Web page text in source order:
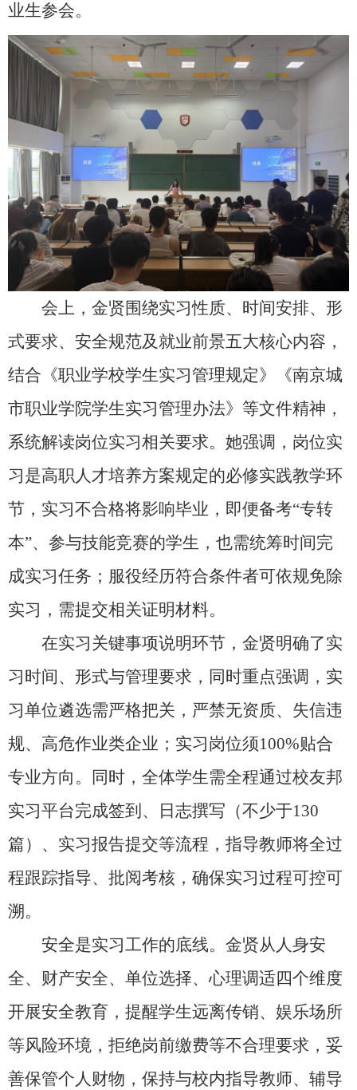
业生参会。
会上，金贤围绕实习性质、时间安排、形
式要求、安全规范及就业前景五大核心内容，
结合《职业学校学生实习管理规定》《南京城
市职业学院学生实习管理办法》等文件精神，
系统解读岗位实习相关要求。她强调，岗位实
习是高职人才培养方案规定的必修实践教学环
节，实习不合格将影响毕业，即便备考“专转
本”、参与技能竞赛的学生，也需统筹时间完
成实习任务；服役经历符合条件者可依规免除
实习，需提交相关证明材料。
在实习关键事项说明环节，金贤明确了实
习时间、形式与管理要求，同时重点强调，实
习单位遴选需严格把关，严禁无资质、失信违
规、高危作业类企业；实习岗位须100%贴合
专业方向。同时，全体学生需全程通过校友邦
实习平台完成签到、日志撰写（不少于130
篇）、实习报告提交等流程，指导教师将全过
程跟踪指导、批阅考核，确保实习过程可控可
溯。
安全是实习工作的底线。金贤从人身安
全、财产安全、单位选择、心理调适四个维度
开展安全教育，提醒学生远离传销、娱乐场所
等风险环境，拒绝岗前缴费等不合理要求，妥
善保管个人财物，保持与校内指导教师、辅导